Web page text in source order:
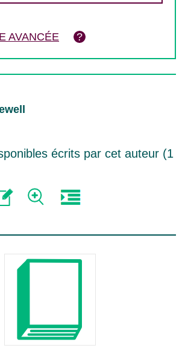
AVANCÉE
écrits par cet auteur (1